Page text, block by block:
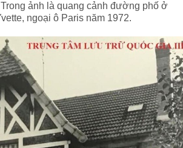
ảnh là quang cảnh đường phố ở
ngoại ô Paris năm 1972.